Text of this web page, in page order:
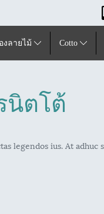
งลายไม้ Cotto
นิตโต้
legendos ius. At